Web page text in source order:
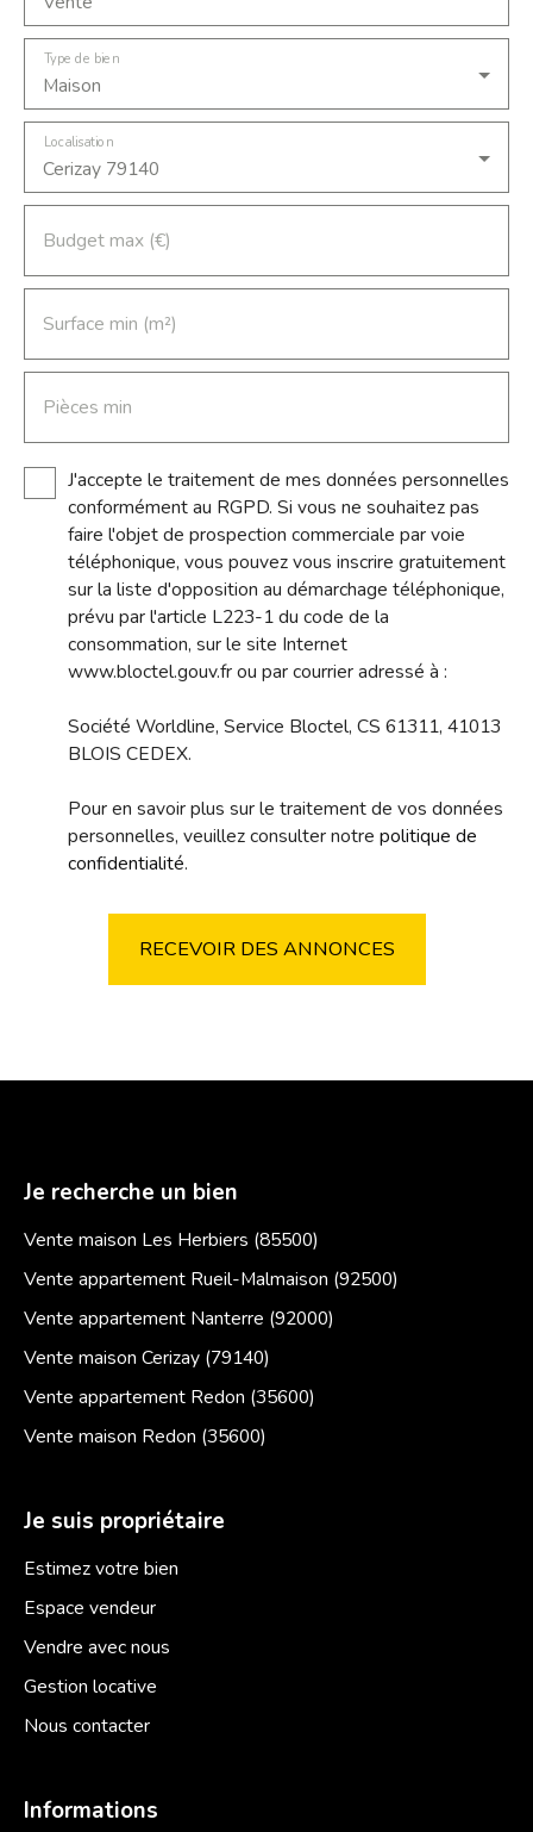
numéro 953 453 925 enregistré au RSAC de Niort.
Mandat numéro 2740, prix frais d'agence inclus 309
000€ honoraires à la charge du vendeur.
Maison
Type de bien
Cerizay 79140
Localisation
Budget max (€)
Surface min (m²)
Pièces min
J'accepte le traitement de mes données personnelles
conformément au RGPD. Si vous ne souhaitez pas
faire l'objet de prospection commerciale par voie
téléphonique, vous pouvez vous inscrire gratuitement
sur la liste d'opposition au démarchage téléphonique,
prévu par l'article L223-1 du code de la
consommation, sur le site Internet
www.bloctel.gouv.fr ou par courrier adressé à :
Société Worldline, Service Bloctel, CS 61311, 41013
BLOIS CEDEX.
Pour en savoir plus sur le traitement de vos données
personnelles, veuillez consulter notre politique de
confidentialité.
RECEVOIR DES ANNONCES
Je recherche un bien
Vente maison Les Herbiers (85500)
Vente appartement Rueil-Malmaison (92500)
Vente appartement Nanterre (92000)
Vente maison Cerizay (79140)
Vente appartement Redon (35600)
Vente maison Redon (35600)
Je suis propriétaire
Estimez votre bien
Espace vendeur
Vendre avec nous
Gestion locative
Nous contacter
Informations